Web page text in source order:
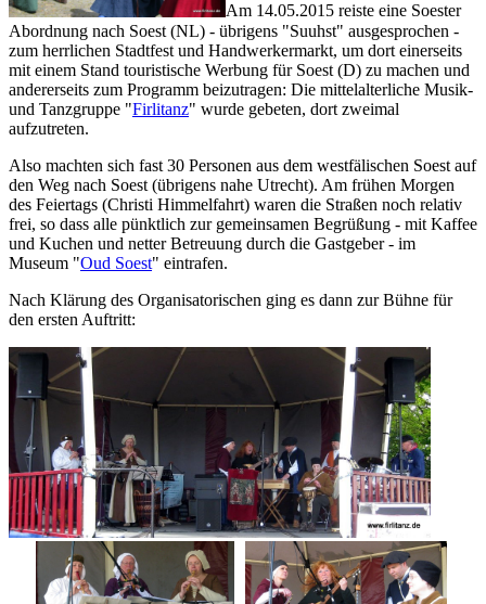
Am 14.05.2015 reiste eine Soester
Abordnung nach Soest (NL) - übrigens "Suuhst" ausgesprochen -
zum herrlichen Stadtfest und Handwerkermarkt, um dort einerseits
mit einem Stand touristische Werbung für Soest (D) zu machen und
andererseits zum Programm beizutragen: Die mittelalterliche Musik-
und Tanzgruppe "Firlitanz" wurde gebeten, dort zweimal
aufzutreten.
Also machten sich fast 30 Personen aus dem westfälischen Soest auf
den Weg nach Soest (übrigens nahe Utrecht). Am frühen Morgen
des Feiertags (Christi Himmelfahrt) waren die Straßen noch relativ
frei, so dass alle pünktlich zur gemeinsamen Begrüßung - mit Kaffee
und Kuchen und netter Betreuung durch die Gastgeber - im
Museum "Oud Soest" eintrafen.
Nach Klärung des Organisatorischen ging es dann zur Bühne für
den ersten Auftritt: